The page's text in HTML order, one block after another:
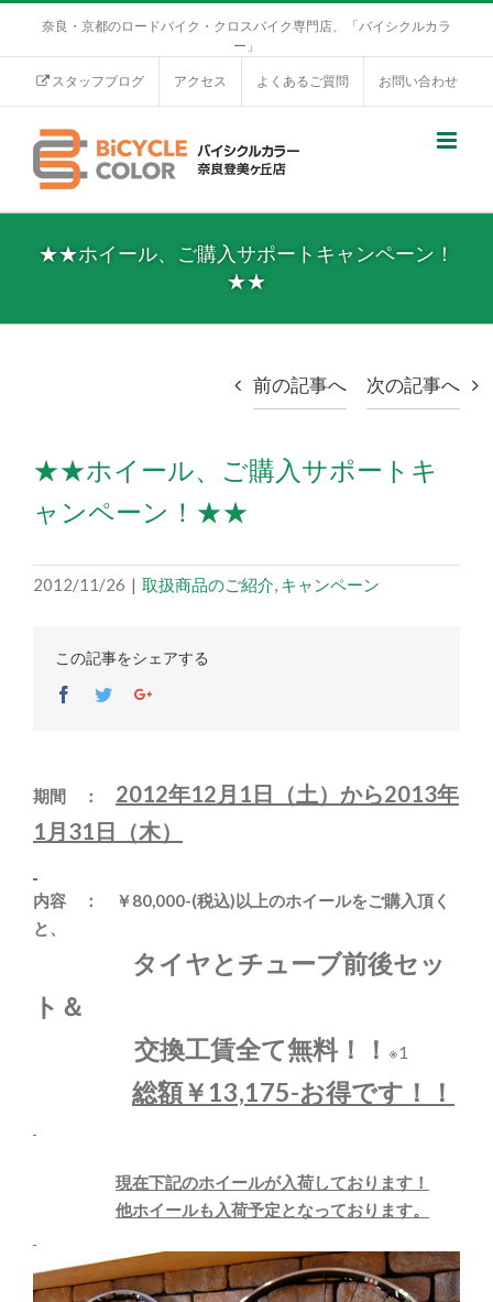
奈良・京都のロードバイク・クロスバイク専門店、「バイシクルカラ
ー」
スタッフブログ アクセス よくあるご質問 お問い合わせ
★★ホイール、ご購入サポートキャンペーン！
★★
前の記事へ 次の記事へ
★★ホイール、ご購入サポートキ
ャンペーン！★★
2012/11/26 | 取扱商品のご紹介, キャンペーン
この記事をシェアする
Facebook
TwitterGoogle+
期間 ： 2012年12月1日（土）から2013年
1月31日（木）
内容 ： ￥80,000-(税込)以上のホイールをご購入頂く
と、
タイヤとチューブ前後セッ
ト＆
交換工賃全て無料！！ ※1
総額￥13,175-お得です！！
現在下記のホイールが入荷しております！
他ホイールも入荷予定となっております。